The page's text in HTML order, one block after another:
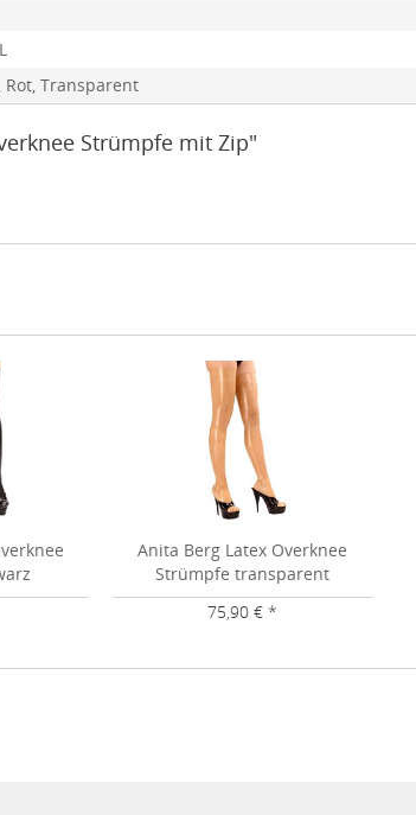
Rot, Transparent
Strümpfe mit Zip"
Anita Berg Latex Overknee
Strümpfe transparent
75,90 € *